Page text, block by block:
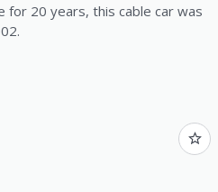
for 20 years, this cable car was